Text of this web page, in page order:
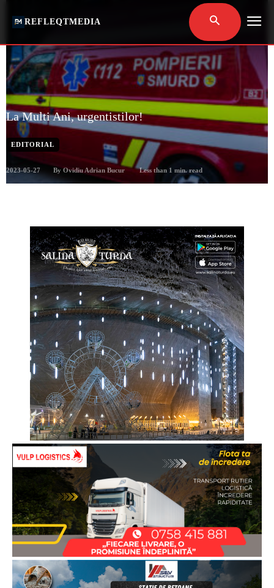
REFLEQTMEDIA
La Multi Ani, urgentistilor!
EDITORIAL
2023-05-27 By Ovidiu Adrian Bucur Less than 1 min. read